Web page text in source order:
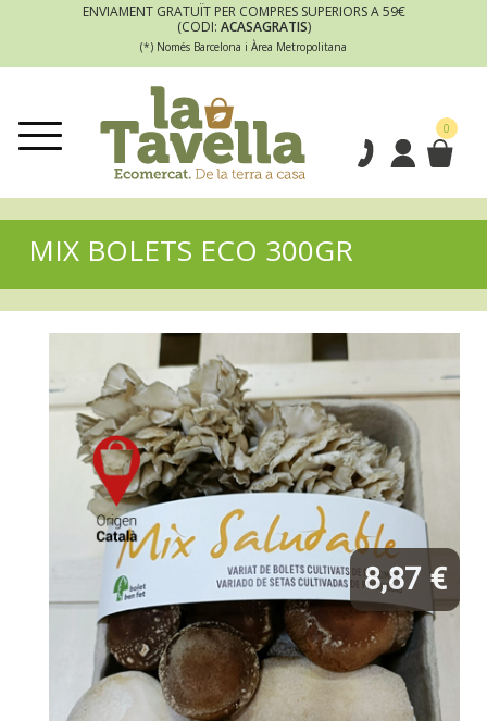
ENVIAMENT GRATUÏT PER COMPRES SUPERIORS A 59€
(CODI: ACASAGRATIS)
(*) Només Barcelona i Àrea Metropolitana
0
MIX BOLETS ECO 300GR
8,87 €